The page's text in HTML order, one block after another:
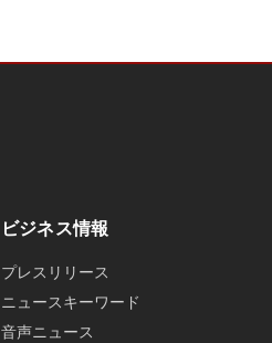
ビジネス情報
プレスリリース
ニュースキーワード
音声ニュース